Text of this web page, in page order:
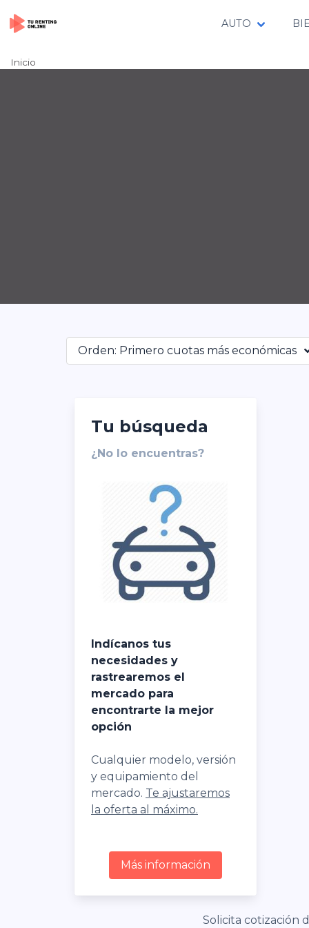
AUTO
Inicio
Orden: Primero cuotas más económicas
Tu búsqueda
¿No lo encuentras?
Indícanos tus
necesidades y
rastrearemos el
mercado para
encontrarte la mejor
opción
Cualquier modelo, versión
y equipamiento del
mercado. Te ajustaremos
la oferta al máximo.
Más información
Solicita cotización